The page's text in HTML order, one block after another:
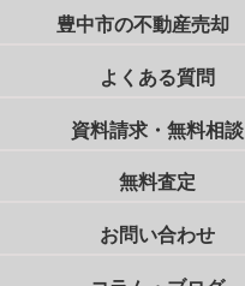
豊中市の不動産売却
よくある質問
資料請求・無料相談
無料査定
お問い合わせ